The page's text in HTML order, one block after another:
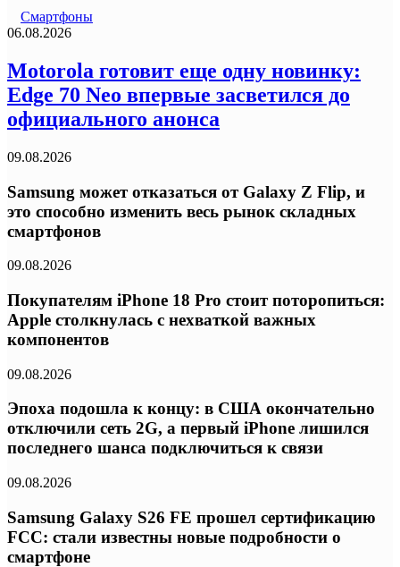
Смартфоны
06.08.2026
Motorola готовит еще одну новинку:
Edge 70 Neo впервые засветился до
официального анонса
09.08.2026
Samsung может отказаться от Galaxy Z Flip, и
это способно изменить весь рынок складных
смартфонов
09.08.2026
Покупателям iPhone 18 Pro стоит поторопиться:
Apple столкнулась с нехваткой важных
компонентов
09.08.2026
Эпоха подошла к концу: в США окончательно
отключили сеть 2G, а первый iPhone лишился
последнего шанса подключиться к связи
09.08.2026
Samsung Galaxy S26 FE прошел сертификацию
FCC: стали известны новые подробности о
смартфоне